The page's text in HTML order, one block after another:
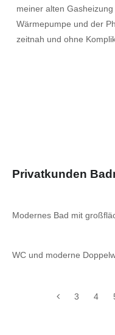
meiner alten
Wärmepumpe und der
zeitnah und ohne
Privatkunden
Modernes Bad mit
WC und moderne
3 4